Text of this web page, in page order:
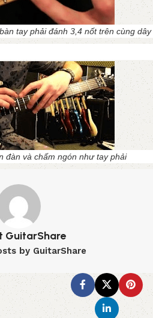
tay phải đánh 3,4 nốt trên cùng dây
đàn và chấm ngón như tay phải
GuitarShare
by GuitarShare